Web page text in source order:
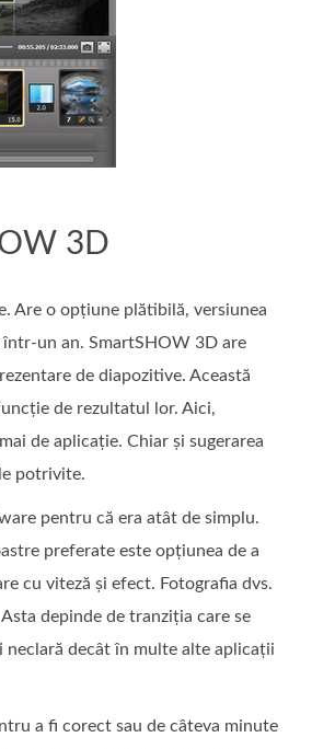
3D
Are o opțiune plătibilă, versiunea
un an. SmartSHOW 3D are
de diapozitive. Această
de rezultatul lor. Aici,
de aplicație. Chiar și sugerarea
potrivite.
pentru că era atât de simplu.
preferate este opțiunea de a
cu viteză și efect. Fotografia dvs.
depinde de tranziția care se
decât în multe alte aplicații
a fi corect sau de câteva minute